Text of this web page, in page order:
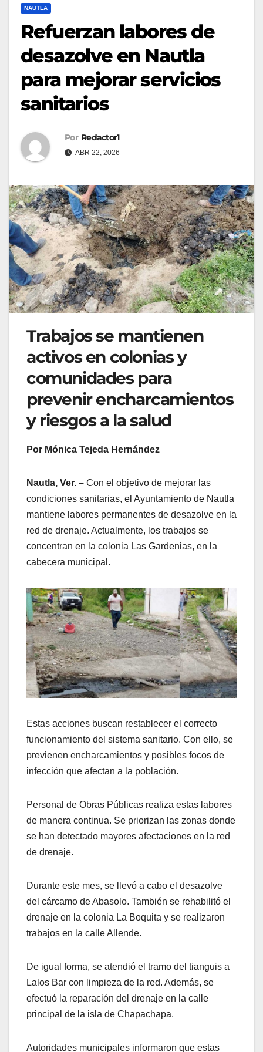
NAUTLA
Refuerzan labores de
desazolve en Nautla
para mejorar servicios
sanitarios
Por Redactor1
ABR 22, 2026
Trabajos se mantienen
activos en colonias y
comunidades para
prevenir encharcamientos
y riesgos a la salud
Por Mónica Tejeda Hernández
Nautla, Ver. – Con el objetivo de mejorar las
condiciones sanitarias, el Ayuntamiento de Nautla
mantiene labores permanentes de desazolve en la
red de drenaje. Actualmente, los trabajos se
concentran en la colonia Las Gardenias, en la
cabecera municipal.
Estas acciones buscan restablecer el correcto
funcionamiento del sistema sanitario. Con ello, se
previenen encharcamientos y posibles focos de
infección que afectan a la población.
Personal de Obras Públicas realiza estas labores
de manera continua. Se priorizan las zonas donde
se han detectado mayores afectaciones en la red
de drenaje.
Durante este mes, se llevó a cabo el desazolve
del cárcamo de Abasolo. También se rehabilitó el
drenaje en la colonia La Boquita y se realizaron
trabajos en la calle Allende.
De igual forma, se atendió el tramo del tianguis a
Lalos Bar con limpieza de la red. Además, se
efectuó la reparación del drenaje en la calle
principal de la isla de Chapachapa.
Autoridades municipales informaron que estas